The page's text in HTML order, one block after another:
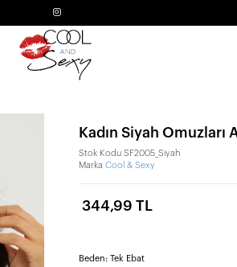
Kadın Siyah Omuzları
Stok Kodu SF2005_Siyah
Marka Cool & Sexy
344,99 TL
Beden: Tek Ebat